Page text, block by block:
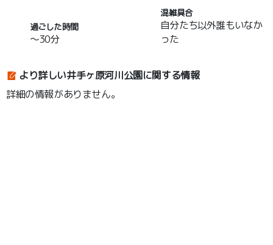
過ごした時間
～30分
混雑具合
自分たち以外誰もいなか
った
より詳しい井手ヶ原河川公園に関する情報
詳細の情報がありません。